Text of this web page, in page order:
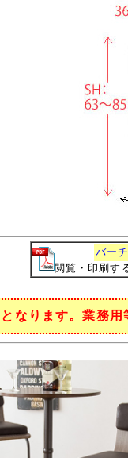
バー
閲覧・印刷す
なります。業務